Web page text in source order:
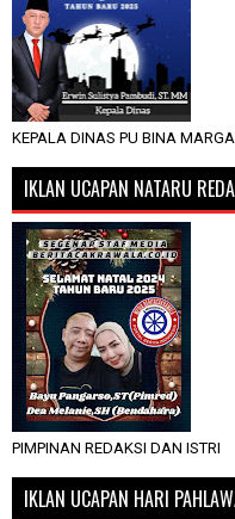
KEPALA DINAS PU BINA
IKLAN UCAPAN NATARU
PIMPINAN REDAKSI DAN ISTRI
IKLAN UCAPAN HARI